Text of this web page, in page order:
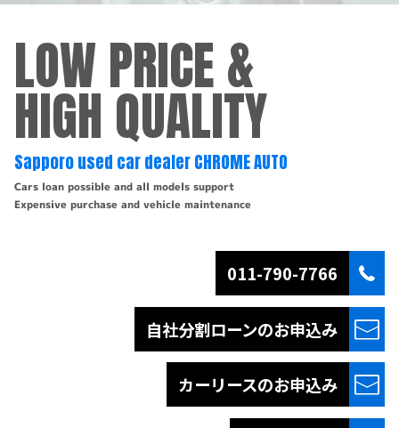
LOW PRICE &
HIGH QUALITY
Sapporo used car dealer CHROME AUTO
Cars loan possible and all models support
Expensive purchase and vehicle maintenance
011-790-7766
自社分割ローンのお申込み
カーリースのお申込み